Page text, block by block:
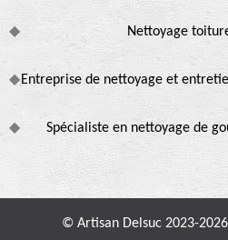
Nettoyage
Entreprise de nettoyage et
Spécialiste en nettoyage de
© Artisan Delsuc 2023-